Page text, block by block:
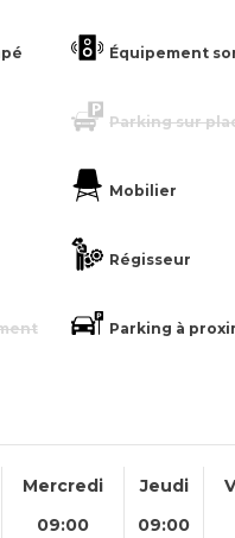
Équipement
Parking sur
Mobilier
Régisseur
Parking à
Mercredi Jeudi
09:00 09:00